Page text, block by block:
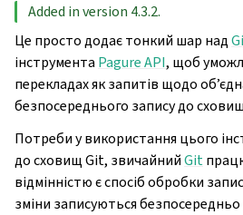
Added in version 4.3.2.
Це просто додає тонкий шар над
інструмента Pagure API, щоб
перекладах як запитів щодо
безпосереднього запису до
Потреби у використання цього
до сховищ Git, звичайнийGit
відмінністю є спосіб обробки
зміни записуються